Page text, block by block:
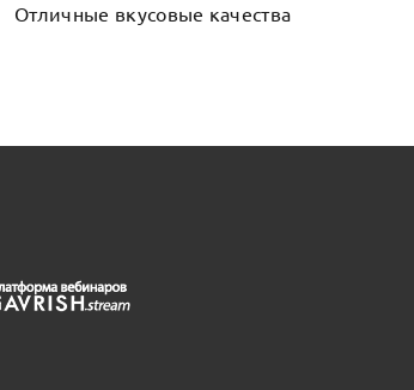
Отличные вкусовые качества